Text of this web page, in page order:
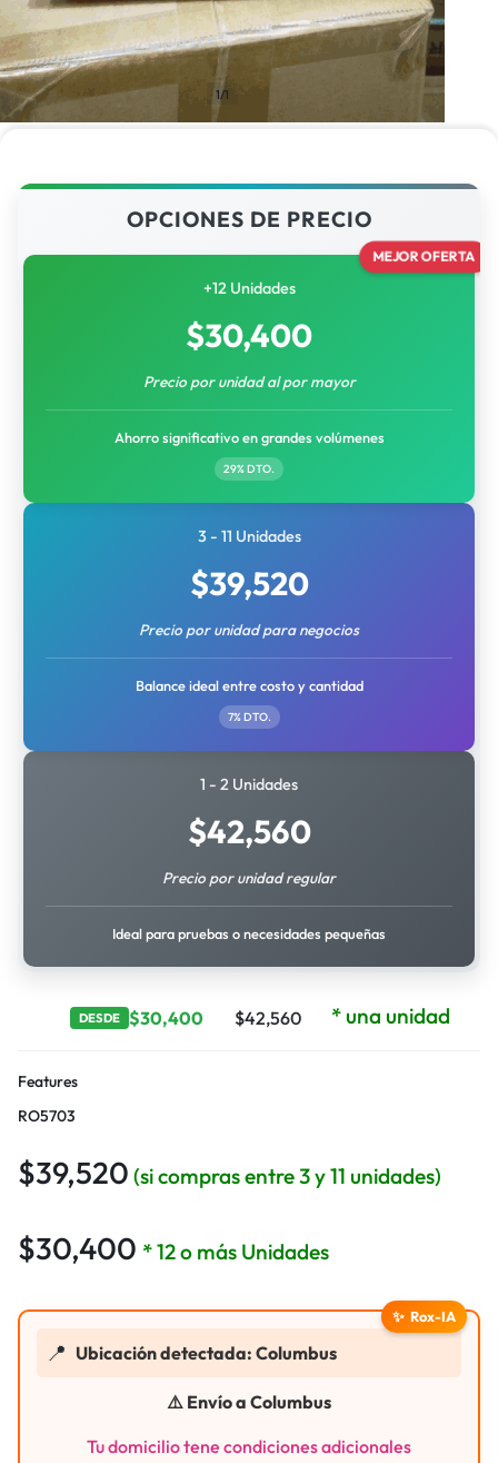
1/1
OPCIONES DE PRECIO
MEJOR OFERTA
+12 Unidades
$30,400
Precio por unidad al por mayor
Ahorro significativo en grandes volúmenes
29% DTO.
3 - 11 Unidades
$39,520
Precio por unidad para negocios
Balance ideal entre costo y cantidad
7% DTO.
1 - 2 Unidades
$42,560
Precio por unidad regular
Ideal para pruebas o necesidades pequeñas
DESDE $30,400 $42,560 * una unidad
Features
RO5703
$39,520 (si compras entre 3 y 11 unidades)
$30,400 * 12 o más Unidades
✨ Rox-IA
📍 Ubicación detectada: Columbus
⚠️ Envío a Columbus
Tu domicilio tene condiciones adicionales